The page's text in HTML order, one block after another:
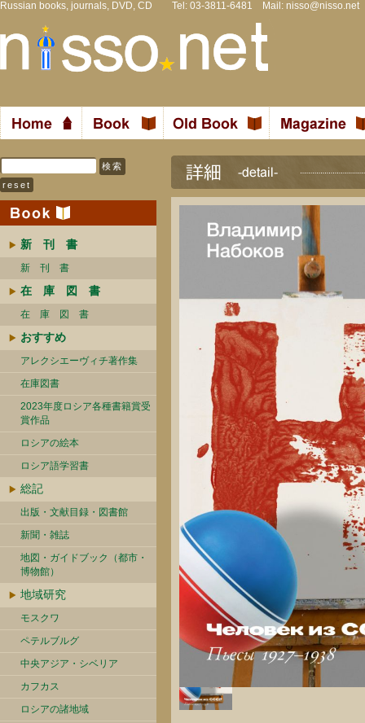
Russian books, journals, DVD, CD Tel: 03-3811-6481 Mail: nisso@nisso.net
新 刊 書
新 刊 書
在 庫 図 書
在 庫 図 書
おすすめ
アレクシエーヴィチ著作集
在庫図書
2023年度ロシア各種書籍賞受
賞作品
ロシアの絵本
ロシア語学習書
総記
出版・文献目録・図書館
新聞・雑誌
地図・ガイドブック（都市・
博物館）
地域研究
モスクワ
ペテルブルグ
中央アジア・シベリア
カフカス
ロシアの諸地域